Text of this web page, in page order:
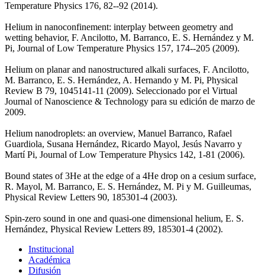
Temperature Physics 176, 82--92 (2014).
Helium in nanoconfinement: interplay between geometry and
wetting behavior, F. Ancilotto, M. Barranco, E. S. Hernández y M.
Pi, Journal of Low Temperature Physics 157, 174--205 (2009).
Helium on planar and nanostructured alkali surfaces, F. Ancilotto,
M. Barranco, E. S. Hernández, A. Hernando y M. Pi, Physical
Review B 79, 1045141-11 (2009). Seleccionado por el Virtual
Journal of Nanoscience & Technology para su edición de marzo de
2009.
Helium nanodroplets: an overview, Manuel Barranco, Rafael
Guardiola, Susana Hernández, Ricardo Mayol, Jesús Navarro y
Martí Pi, Journal of Low Temperature Physics 142, 1-81 (2006).
Bound states of 3He at the edge of a 4He drop on a cesium surface,
R. Mayol, M. Barranco, E. S. Hernández, M. Pi y M. Guilleumas,
Physical Review Letters 90, 185301-4 (2003).
Spin-zero sound in one and quasi-one dimensional helium, E. S.
Hernández, Physical Review Letters 89, 185301-4 (2002).
Institucional
Académica
Difusión